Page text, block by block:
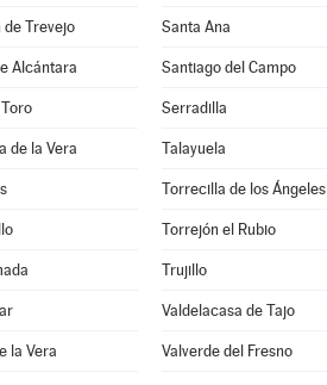
de Trevejo Santa Ana
Alcántara Santiago del Campo
Serradilla
de la Vera Talayuela
Torrecilla de los Ángeles
Torrejón el Rubio
Trujillo
Valdelacasa de Tajo
la Vera Valverde del Fresno